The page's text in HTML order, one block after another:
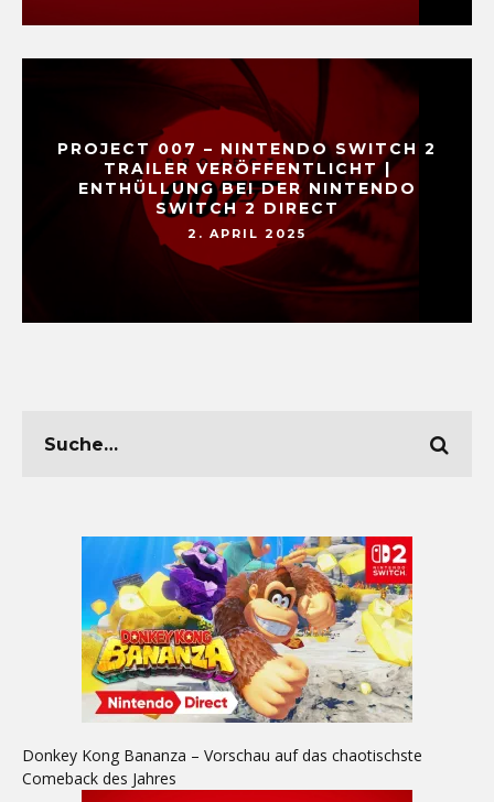
PROJECT 007 – NINTENDO SWITCH 2
TRAILER VERÖFFENTLICHT |
ENTHÜLLUNG BEI DER NINTENDO
SWITCH 2 DIRECT
2. APRIL 2025
Donkey Kong Bananza – Vorschau auf das chaotischste
Comeback des Jahres